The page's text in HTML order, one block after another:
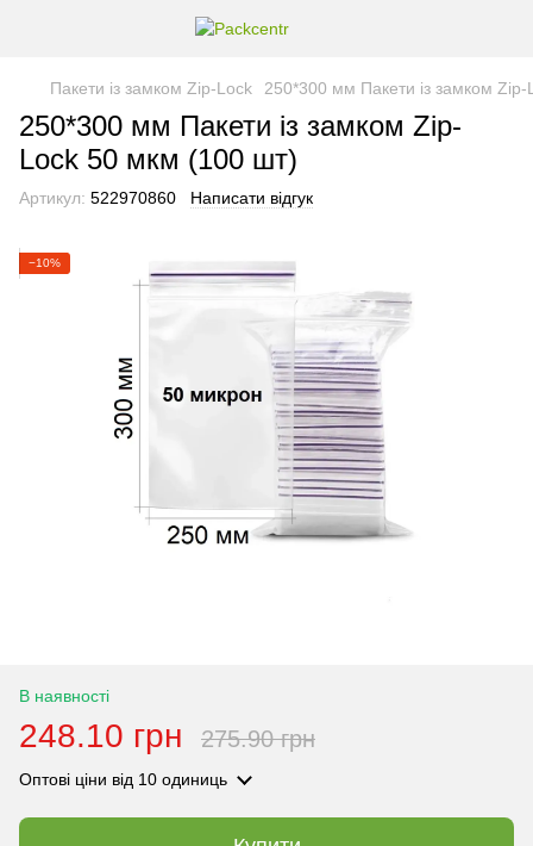
Пакети із замком Zip-Lock 250*300 мм Пакети із замком
250*300 мм Пакети із замком Zip-
Lock 50 мкм (100 шт)
Артикул: 522970860 Написати відгук
−10%
В наявності
248.10 грн 275.90 грн
Оптові ціни від 10 одиниць